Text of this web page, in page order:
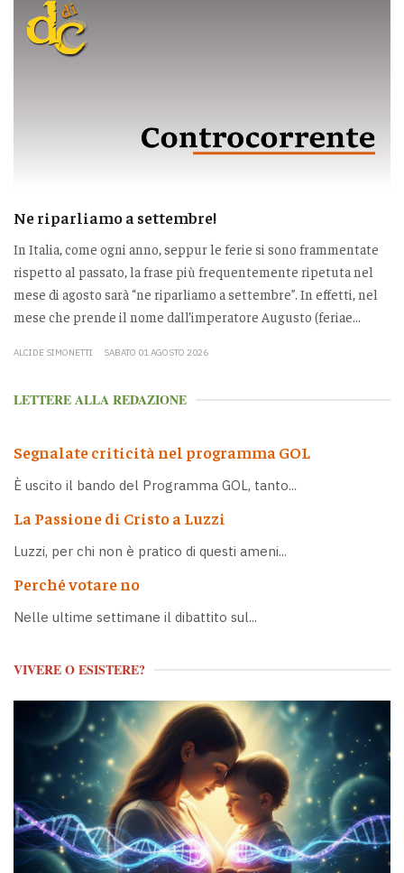
Ne riparliamo a settembre!
In Italia, come ogni anno, seppur le ferie si sono frammentate
rispetto al passato, la frase più frequentemente ripetuta nel
mese di agosto sarà “ne riparliamo a settembre”. In effetti, nel
mese che prende il nome dall’imperatore Augusto (feriae...
ALCIDE SIMONETTI SABATO 01 AGOSTO 2026
LETTERE ALLA REDAZIONE
Segnalate criticità nel programma GOL
È uscito il bando del Programma GOL, tanto...
La Passione di Cristo a Luzzi
Luzzi, per chi non è pratico di questi ameni...
Perché votare no
Nelle ultime settimane il dibattito sul...
VIVERE O ESISTERE?